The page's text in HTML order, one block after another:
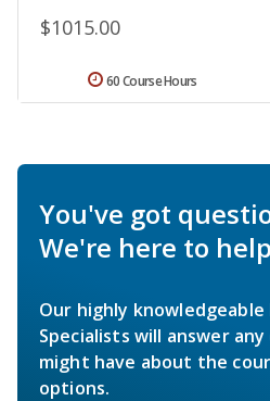
$1015.00
60 Course Hours
You've got
We're here to
Our highly knowledgeable
Specialists will answer
might have about the
options.